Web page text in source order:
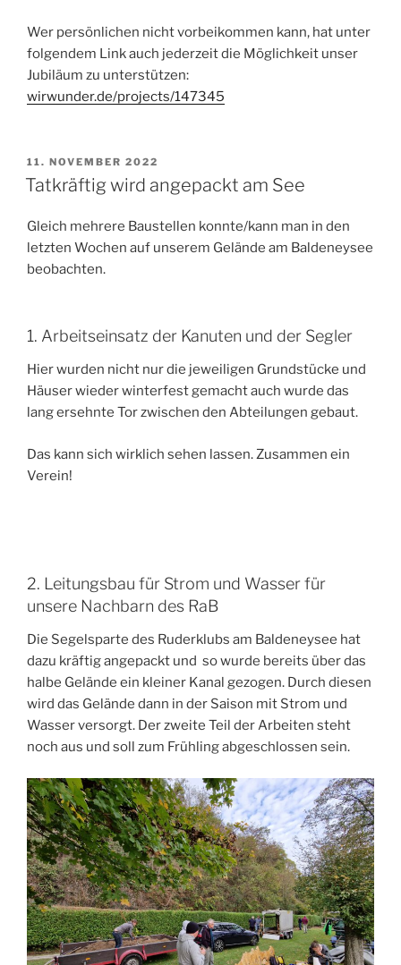
Wer persönlichen nicht vorbeikommen kann, hat unter
folgendem Link auch jederzeit die Möglichkeit unser
Jubiläum zu unterstützen:
wirwunder.de/projects/147345
VERÖFFENTLICHT
AM
11. NOVEMBER 2022
Tatkräftig wird angepackt am See
Gleich mehrere Baustellen konnte/kann man in den
letzten Wochen auf unserem Gelände am Baldeneysee
beobachten.
1. Arbeitseinsatz der Kanuten und der Segler
Hier wurden nicht nur die jeweiligen Grundstücke und
Häuser wieder winterfest gemacht auch wurde das
lang ersehnte Tor zwischen den Abteilungen gebaut.
Das kann sich wirklich sehen lassen. Zusammen ein
Verein!
2. Leitungsbau für Strom und Wasser für
unsere Nachbarn des RaB
Die Segelsparte des Ruderklubs am Baldeneysee hat
dazu kräftig angepackt und so wurde bereits über das
halbe Gelände ein kleiner Kanal gezogen. Durch diesen
wird das Gelände dann in der Saison mit Strom und
Wasser versorgt. Der zweite Teil der Arbeiten steht
noch aus und soll zum Frühling abgeschlossen sein.